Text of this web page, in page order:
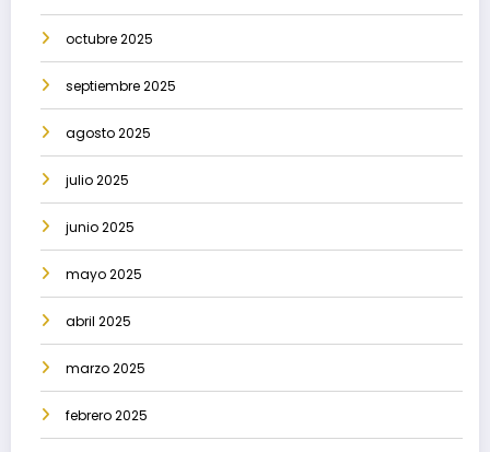
octubre 2025
septiembre 2025
agosto 2025
julio 2025
junio 2025
mayo 2025
abril 2025
marzo 2025
febrero 2025